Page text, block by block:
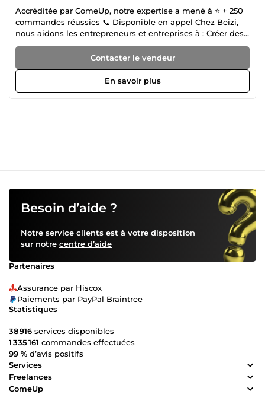
Accréditée par ComeUp, notre expertise a mené à ⭐ + 250
commandes réussies 📞 Disponible en appel Chez Beizi,
nous aidons les entrepreneurs et entreprises à : Créer des
visuels impactants (logos, flyers, vidéos, cartes de visite).
Booster leur visibilité grâce à des campagnes Facebook
&amp; Google Ads performantes. Développer une
communication claire, moderne et adaptée à leur
audience. ✨ Plus de 250 projets réalisés 🎯Notre objectif :
Contacter le vendeur
En savoir plus
Besoin d’aide ?
Notre service clients est à votre disposition
sur notre centre d’aide
Partenaires
Assurance par Hiscox
Paiements par PayPal Braintree
Statistiques
38 916 services disponibles
1 335 161 commandes effectuées
99 % d’avis positifs
Services
Freelances
ComeUp